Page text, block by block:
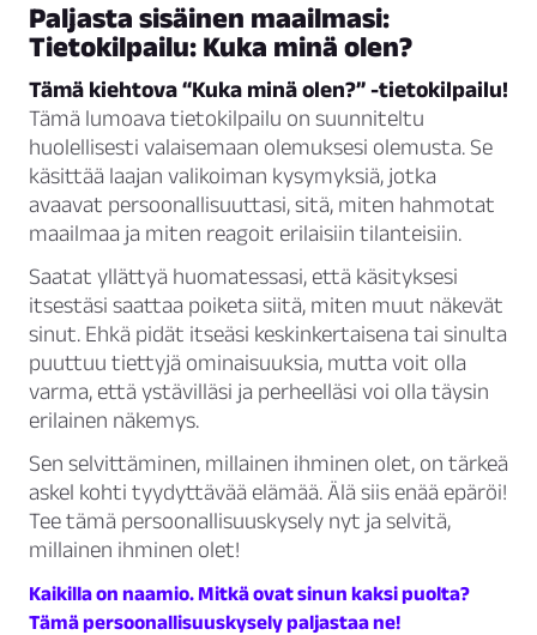
Paljasta sisäinen maailmasi:
Tietokilpailu: Kuka minä olen?
Tämä kiehtova “Kuka minä olen?” -tietokilpailu!
Tämä lumoava tietokilpailu on suunniteltu
huolellisesti valaisemaan olemuksesi olemusta. Se
käsittää laajan valikoiman kysymyksiä, jotka
avaavat persoonallisuuttasi, sitä, miten hahmotat
maailmaa ja miten reagoit erilaisiin tilanteisiin.
Saatat yllättyä huomatessasi, että käsityksesi
itsestäsi saattaa poiketa siitä, miten muut näkevät
sinut. Ehkä pidät itseäsi keskinkertaisena tai sinulta
puuttuu tiettyjä ominaisuuksia, mutta voit olla
varma, että ystävilläsi ja perheelläsi voi olla täysin
erilainen näkemys.
Sen selvittäminen, millainen ihminen olet, on tärkeä
askel kohti tyydyttävää elämää. Älä siis enää epäröi!
Tee tämä persoonallisuuskysely nyt ja selvitä,
millainen ihminen olet!
Kaikilla on naamio. Mitkä ovat sinun kaksi puolta?
Tämä persoonallisuuskysely paljastaa ne!